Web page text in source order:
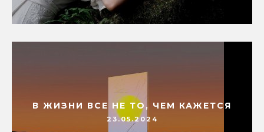
В ЖИЗНИ ВСЕ НЕ ТО, ЧЕМ КАЖЕТСЯ
23.05.2024